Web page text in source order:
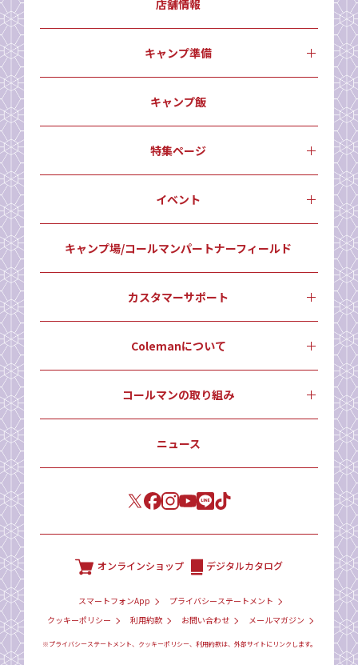
店舗情報
キャンプ準備
キャンプ飯
特集ページ
イベント
キャンプ場/コールマンパートナーフィールド
カスタマーサポート
Colemanについて
コールマンの取り組み
ニュース
オンラインショップ デジタルカタログ
スマートフォンApp
プライバシーステートメント
クッキーポリシー
利用約款 お問い合わせ メールマガジン
※プライバシーステートメント、クッキーポリシー、利用約款は、外部サイトにリンクします。